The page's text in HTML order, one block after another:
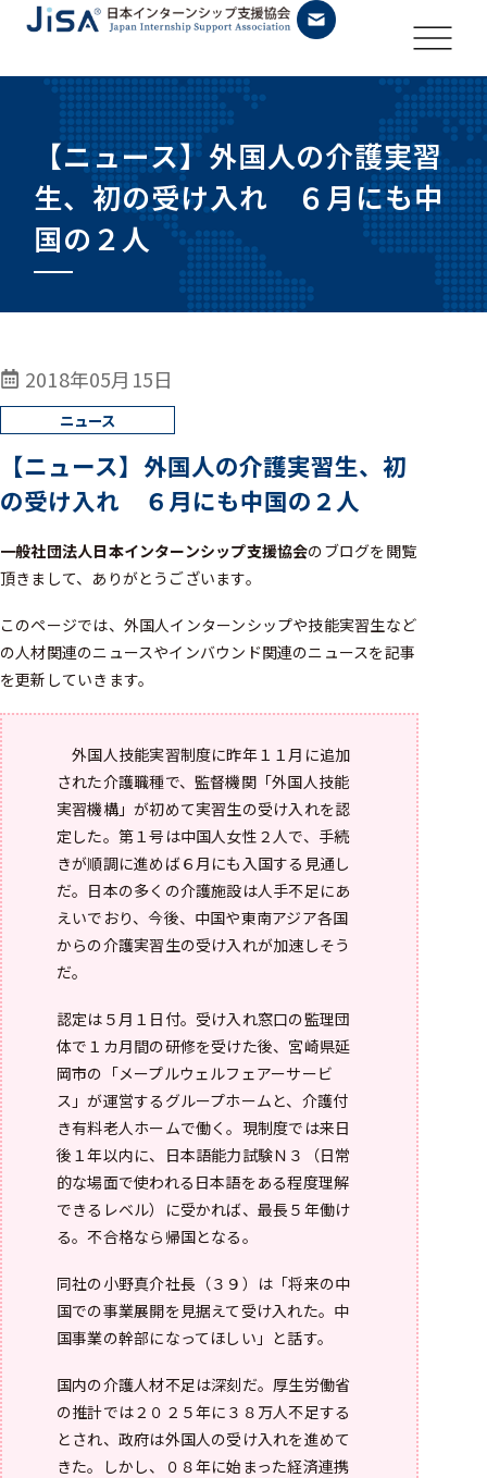
【ニュース】外国人の介護実習
生、初の受け入れ ６月にも中
国の２人
2018年05月15日
【ニュース】外国人の介護実習生、初
の受け入れ ６月にも中国の２人
一般社団法人日本インターンシップ支援協会のブログを閲覧
頂きまして、ありがとうございます。
このページでは、外国人インターンシップや技能実習生など
の人材関連のニュースやインバウンド関連のニュースを記事
を更新していきます。
外国人技能実習制度に昨年１１月に追加
された介護職種で、監督機関「外国人技能
実習機構」が初めて実習生の受け入れを認
定した。第１号は中国人女性２人で、手続
きが順調に進めば６月にも入国する見通し
だ。日本の多くの介護施設は人手不足にあ
えいでおり、今後、中国や東南アジア各国
からの介護実習生の受け入れが加速しそう
だ。
認定は５月１日付。受け入れ窓口の監理団
体で１カ月間の研修を受けた後、宮崎県延
岡市の「メープルウェルフェアーサービ
ス」が運営するグループホームと、介護付
き有料老人ホームで働く。現制度では来日
後１年以内に、日本語能力試験Ｎ３（日常
的な場面で使われる日本語をある程度理解
できるレベル）に受かれば、最長５年働け
る。不合格なら帰国となる。
同社の小野真介社長（３９）は「将来の中
国での事業展開を見据えて受け入れた。中
国事業の幹部になってほしい」と話す。
国内の介護人材不足は深刻だ。厚生労働省
の推計では２０２５年に３８万人不足する
とされ、政府は外国人の受け入れを進めて
きた。しかし、０８年に始まった経済連携